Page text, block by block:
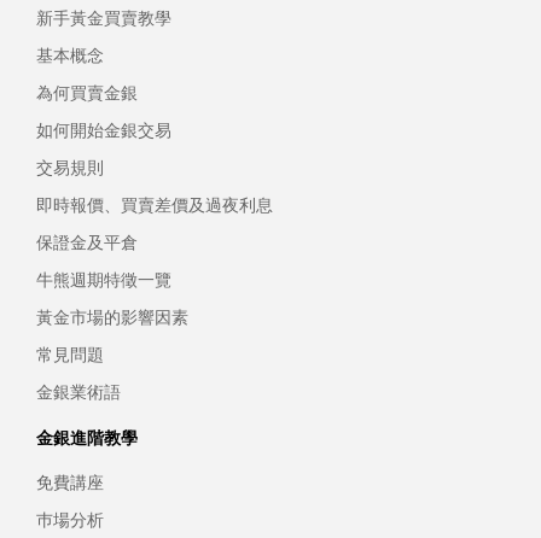
新手黃金買賣教學
基本概念
為何買賣金銀
如何開始金銀交易
交易規則
即時報價、買賣差價及過夜利息
保證金及平倉
牛熊週期特徵一覽
黃金市場的影響因素
常見問題
金銀業術語
金銀進階教學
免費講座
巿場分析